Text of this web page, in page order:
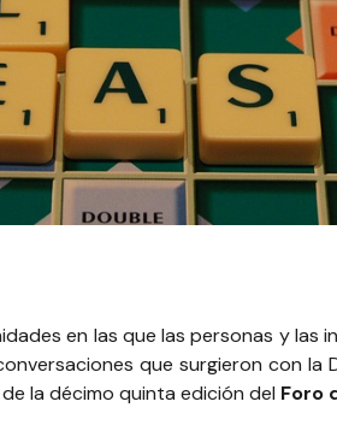
en las que las personas y las
que surgieron con la
la décimo quinta edición del Foro